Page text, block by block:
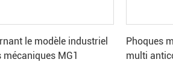
le modèle industriel
MG1
Phoques
multi